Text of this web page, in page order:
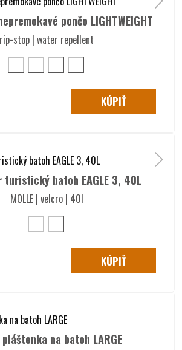
pončo LIGHTWEIGHT
rip-stop | water repellent
KÚPIŤ
turistický batoh EAGLE 3, 40L
MOLLE | velcro | 40l
KÚPIŤ
na batoh LARGE